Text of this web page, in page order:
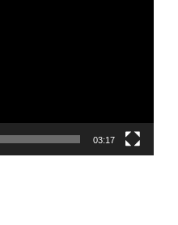
03:17